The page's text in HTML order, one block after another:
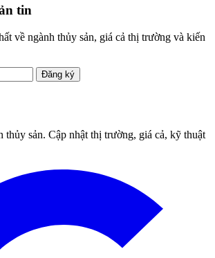
tin
về ngành thủy sản, giá cả thị trường và kiến
Đăng ký
thủy sản. Cập nhật thị trường, giá cả, kỹ thuật